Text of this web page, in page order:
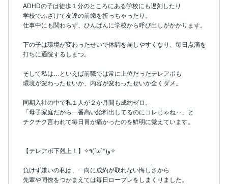
ADHDの子は徒歩１分のところにある学校にも遅刻したり
学校でふざけて友達の前歯を折っちゃったり。
仕事中にも関わらず、ひんぱんに学校から呼び出しがかかります。
下の子は環境が変わったせいで体調を崩しやすくなり、毎日点滴を
打ちに通院するしまつ。
そして私は…といえば前職では常に上位だったテレアポも
環境が変わったせいか、内容が変わったせいか全くダメ。
同期入社の中で私１人が２か月間も成約ゼロ。
「母子家庭だから一番高い給料出してるのにコレじゃね‥」と
チクチク言われて毎日胃が痛かったのを鮮明に覚えています。
【テレアポ下剋上！】✧٩(ˊωˋ*)و✧
負けず嫌いの私は、一向に成約が取れない悔しさから
先輩や同僚をつかまえては毎日ロープレをしまくりました。